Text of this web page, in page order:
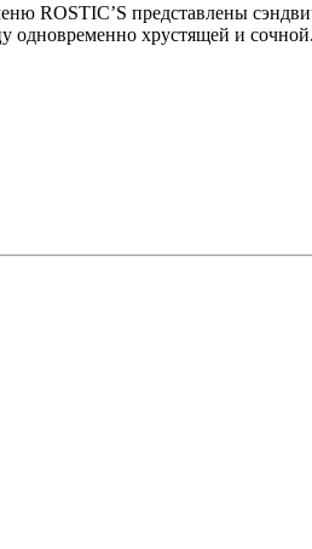
ROSTIC’S представлены
одновременно хрустящей и сочной.